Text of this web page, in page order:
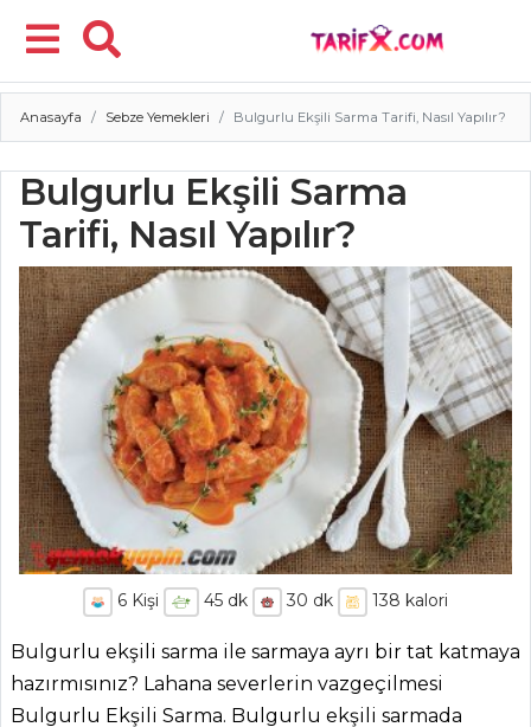
Menü
Anasayfa Sebze Yemekleri Bulgurlu Ekşili Sarma Tarifi, Nasıl Yapılır?
Bulgurlu Ekşili Sarma
Tarifi, Nasıl Yapılır?
6 Kişi 45dk 30 dk 138 kalori
Bulgurlu ekşili sarma ile sarmaya ayrı bir tat katmaya
hazırmısınız? Lahana severlerin vazgeçilmesi
Bulgurlu Ekşili Sarma. Bulgurlu ekşili sarmada